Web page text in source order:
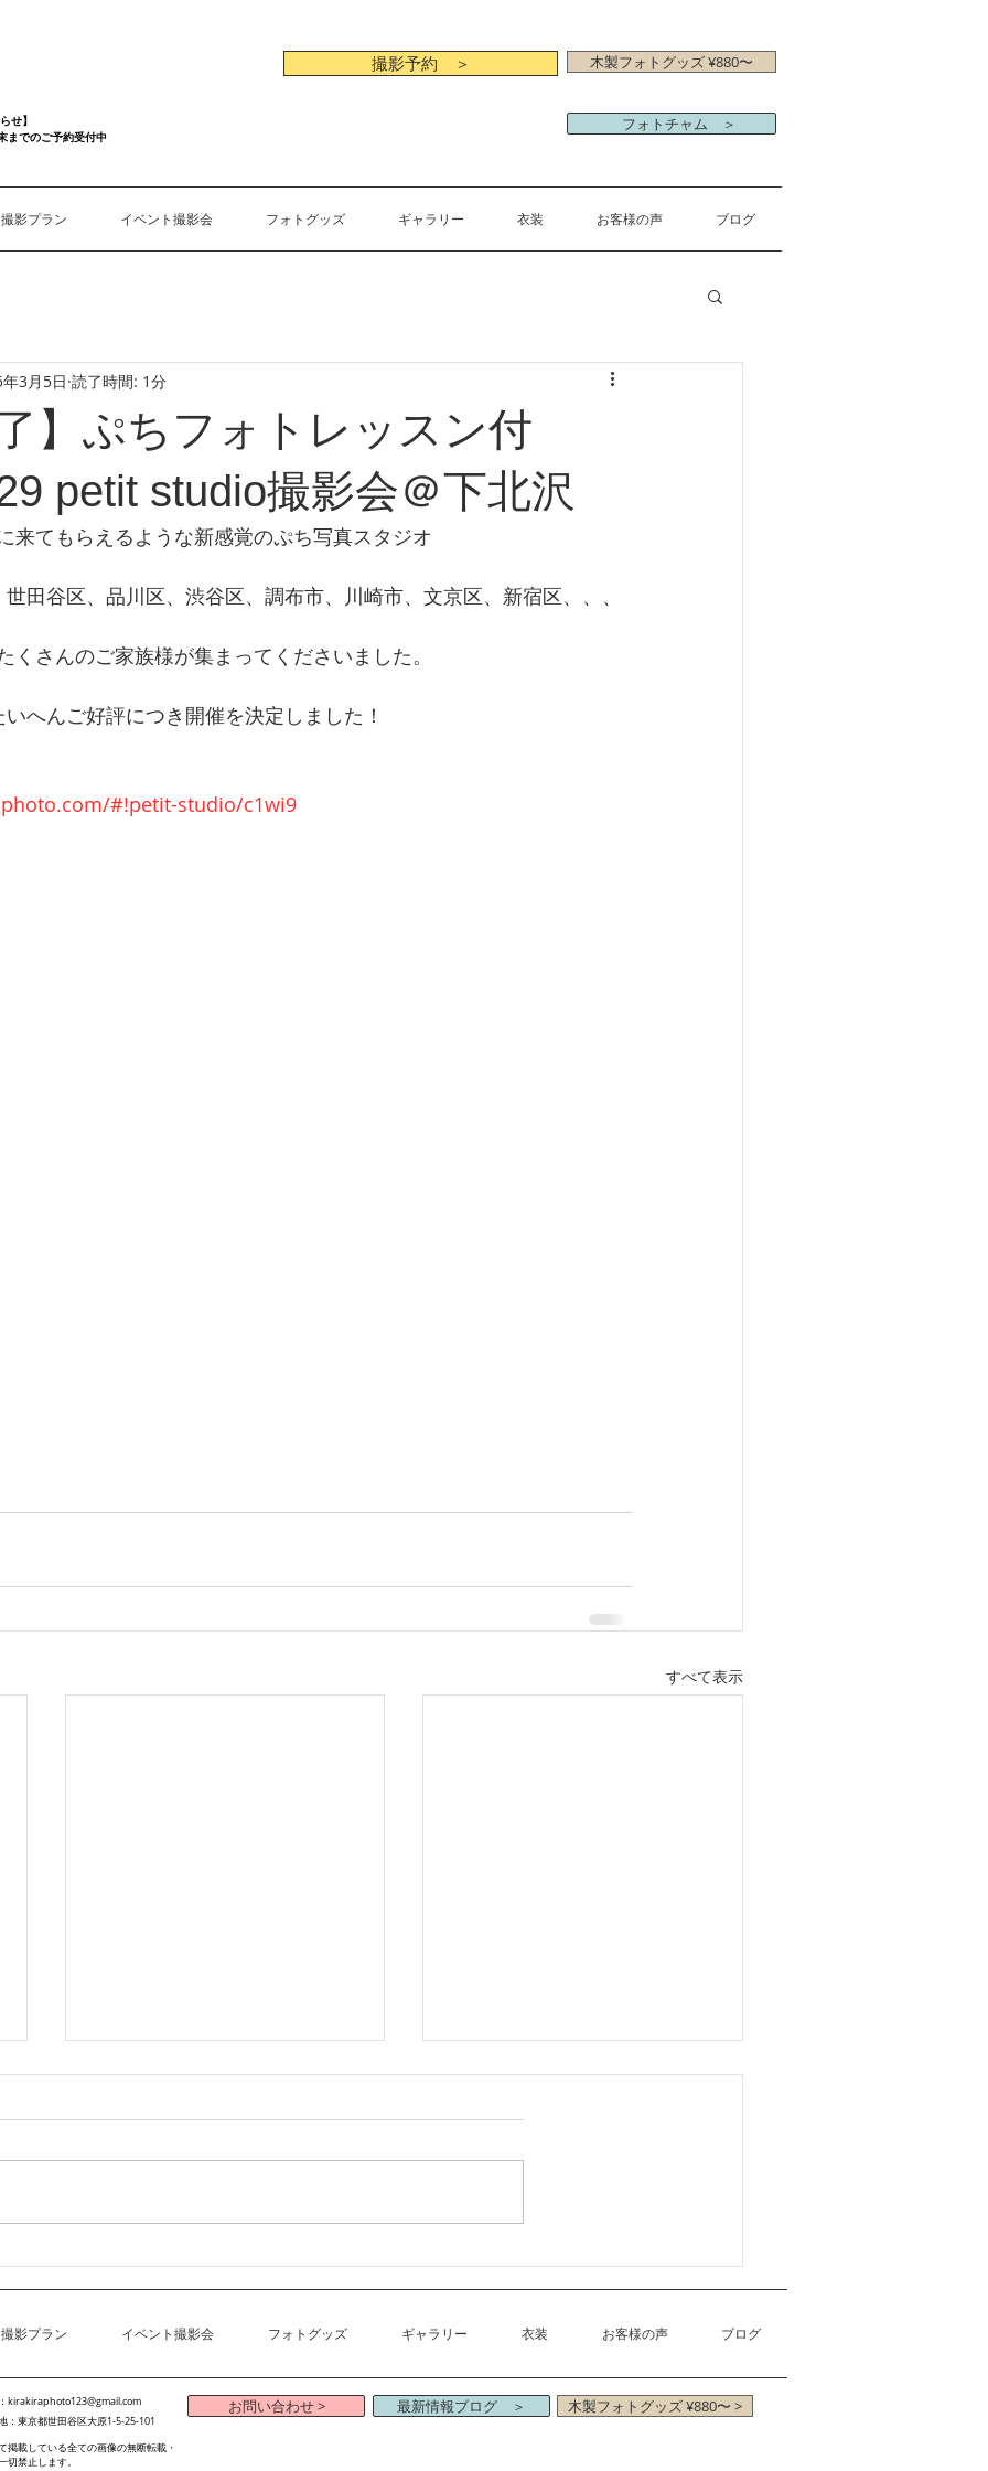
せ】
までのご予約受付中
撮影予約 ＞ 木製フォトグッズ ¥880〜
フォトチャム ＞
撮影プラン イベント撮影会 フォトグッズ ギャラリー 衣装 お客様の声 ブログ
】ぷちフォトレッスン付
petit studio撮影会＠下北沢
3月5日 読了時間: 1分
来てもらえるような新感覚のぷち写真スタジオ
田谷区、品川区、渋谷区、調布市、川崎市、文京区、新宿区、、、
くさんのご家族様が集まってくださいました。
へんご好評につき開催を決定しました！
#!petit-studio/c1wi9
すべて表示
催イベントに関するお知らせ
撮影プラン イベント撮影会 フォトグッズ ギャラリー 衣装 お客様の声 ブログ
kirakiraphoto123@gmail.com
：東京都世田谷区大原1-5-25-101
掲載している全ての画像の無断転載・
切禁止します。
お問い合わせ > 最新情報ブログ ＞ 木製フォトグッズ ¥880〜 >